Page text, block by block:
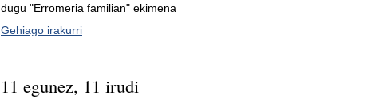
dugu "Erromeria familian" ekimena
Gehiago irakurri
11 egunez, 11 irudi